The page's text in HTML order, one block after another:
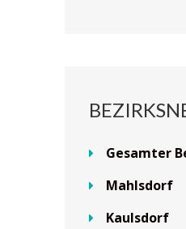
Gesamter
Mahlsdorf
Kaulsdorf